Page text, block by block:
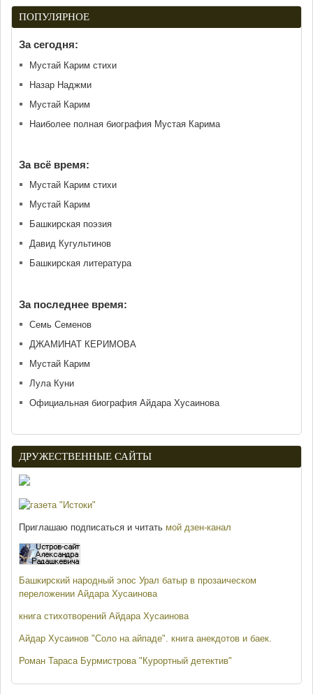
ПОПУЛЯРНОЕ
За сегодня:
Мустай Карим стихи
Назар Наджми
Мустай Карим
Наиболее полная биография Мустая Карима
За всё время:
Мустай Карим стихи
Мустай Карим
Башкирская поэзия
Давид Кугультинов
Башкирская литература
За последнее время:
Семь Семенов
ДЖАМИНАТ КЕРИМОВА
Мустай Карим
Лула Куни
Официальная биография Айдара Хусаинова
ДРУЖЕСТВЕННЫЕ САЙТЫ
Приглашаю подписаться и читать мой дзен-канал
Башкирский народный эпос Урал батыр в прозаическом
переложении Айдара Хусаинова
книга стихотворений Айдара Хусаинова
Айдар Хусаинов "Соло на айпаде". книга анекдотов и баек.
Роман Тараса Бурмистрова "Курортный детектив"